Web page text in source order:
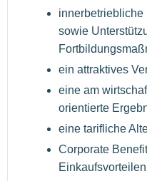
innerbetriebliche
sowie
ein attraktives
eine am
orientierte
eine tarifliche
Corporate